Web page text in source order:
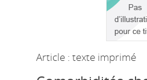
Article : texte imprimé